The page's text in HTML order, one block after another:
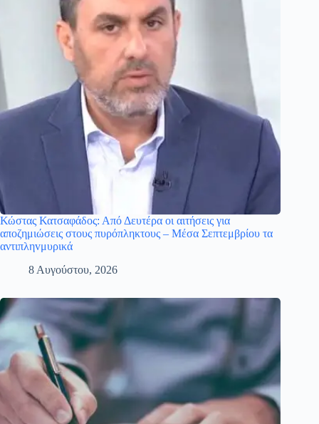
Κώστας Κατσαφάδος: Από Δευτέρα οι αιτήσεις για
αποζημιώσεις στους πυρόπληκτους – Μέσα Σεπτεμβρίου τα
αντιπληvμυρικά
8 Αυγούστου, 2026